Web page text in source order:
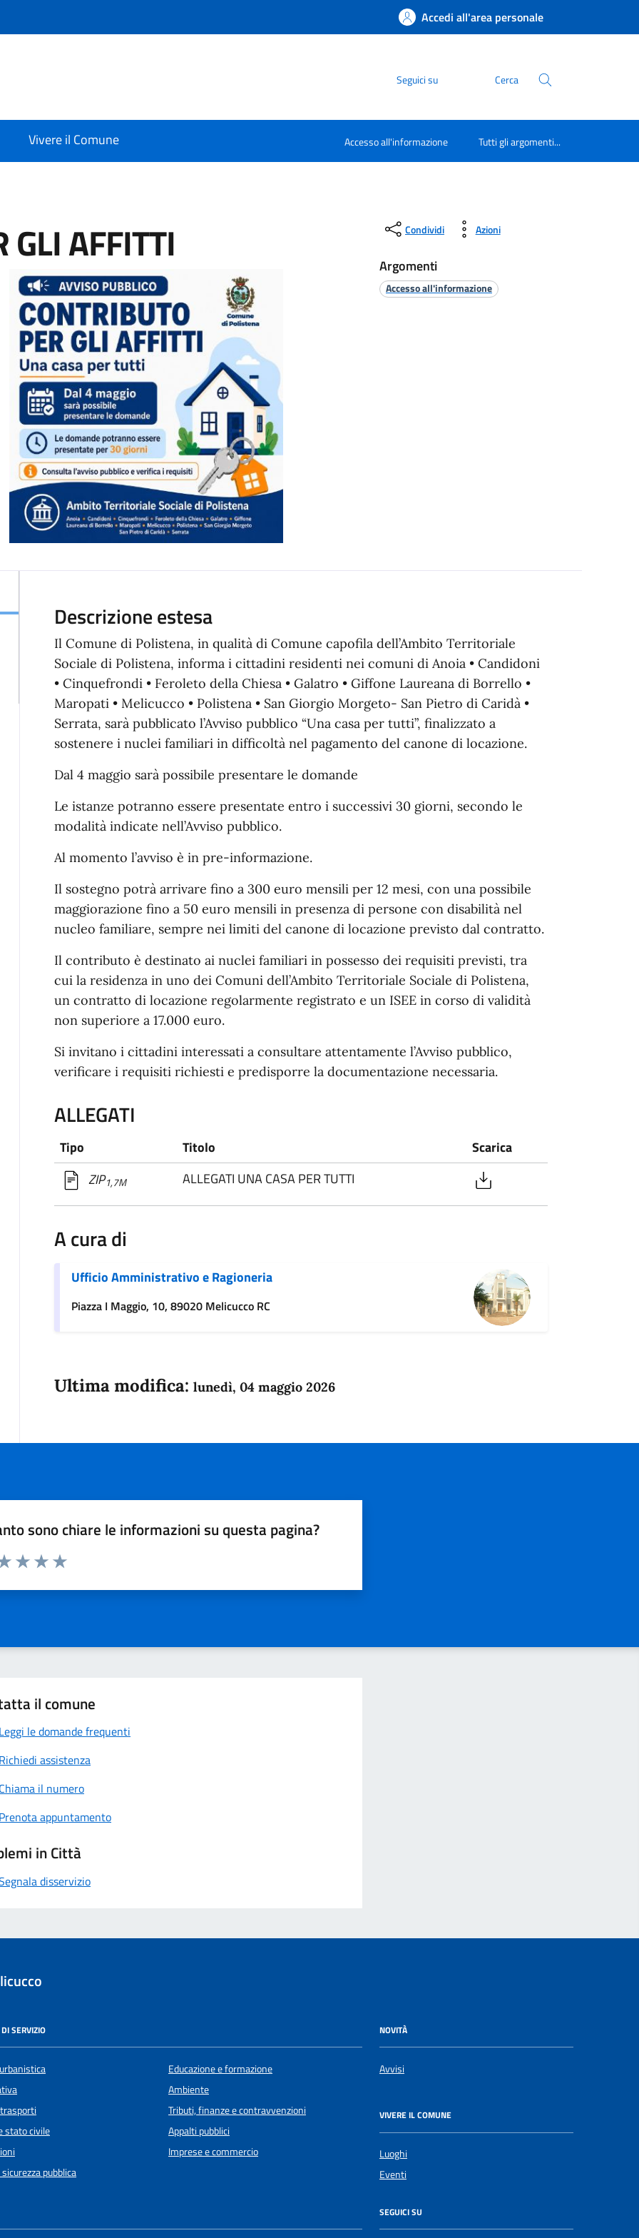
Accedi all'area personale
Seguici su Cerca
Vivere il Comune Accesso all'informazione Tutti gli argomenti...
GLI AFFITTI Condividi Azioni
Argomenti
Accesso all'informazione
Descrizione estesa
Il Comune di Polistena, in qualità di Comune capofila dell’Ambito Territoriale
Sociale di Polistena, informa i cittadini residenti nei comuni di Anoia • Candidoni
• Cinquefrondi • Feroleto della Chiesa • Galatro • Giffone Laureana di Borrello •
Maropati • Melicucco • Polistena • San Giorgio Morgeto- San Pietro di Caridà •
Serrata, sarà pubblicato l’Avviso pubblico “Una casa per tutti”, finalizzato a
sostenere i nuclei familiari in difficoltà nel pagamento del canone di locazione.
Dal 4 maggio sarà possibile presentare le domande
Le istanze potranno essere presentate entro i successivi 30 giorni, secondo le
modalità indicate nell’Avviso pubblico.
Al momento l’avviso è in pre-informazione.
Il sostegno potrà arrivare fino a 300 euro mensili per 12 mesi, con una possibile
maggiorazione fino a 50 euro mensili in presenza di persone con disabilità nel
nucleo familiare, sempre nei limiti del canone di locazione previsto dal contratto.
Il contributo è destinato ai nuclei familiari in possesso dei requisiti previsti, tra
cui la residenza in uno dei Comuni dell’Ambito Territoriale Sociale di Polistena,
un contratto di locazione regolarmente registrato e un ISEE in corso di validità
non superiore a 17.000 euro.
Si invitano i cittadini interessati a consultare attentamente l’Avviso pubblico,
verificare i requisiti richiesti e predisporre la documentazione necessaria.
ALLEGATI
Tipo Titolo
Scarica
ZIP1,7M ALLEGATI UNA CASA PER TUTTI
A cura di
Ufficio Amministrativo e Ragioneria
Piazza I Maggio, 10, 89020 Melicucco RC
Ultima modifica: lunedì, 04 maggio 2026
sono chiare le informazioni su questa pagina?
da 1 a 5 stelle la pagina
il comune
Leggi le domande frequenti
Richiedi assistenza
Chiama il numero
Prenota appuntamento
in Città
disservizio
SERVIZIO
stato civile
pubblica
Educazione e formazione
Ambiente
Tributi, finanze e contravvenzioni
Appalti pubblici
Imprese e commercio
NOVITÀ
Avvisi
VIVERE IL COMUNE
Luoghi
Eventi
SEGUICI SU